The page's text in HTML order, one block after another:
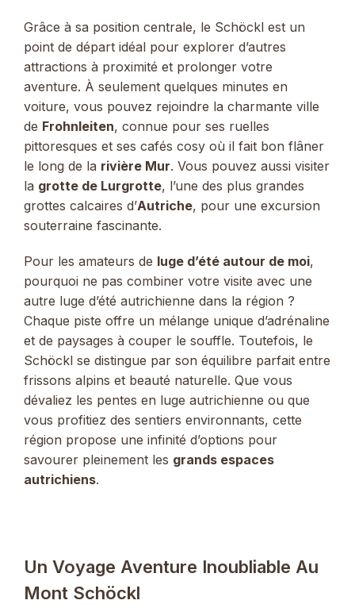
Grâce à sa position centrale, le Schöckl est un
point de départ idéal pour explorer d’autres
attractions à proximité et prolonger votre
aventure. À seulement quelques minutes en
voiture, vous pouvez rejoindre la charmante ville
de Frohnleiten, connue pour ses ruelles
pittoresques et ses cafés cosy où il fait bon flâner
le long de la rivière Mur. Vous pouvez aussi visiter
la grotte de Lurgrotte, l’une des plus grandes
grottes calcaires d’Autriche, pour une excursion
souterraine fascinante.
Pour les amateurs de luge d’été autour de moi,
pourquoi ne pas combiner votre visite avec une
autre luge d’été autrichienne dans la région ?
Chaque piste offre un mélange unique d’adrénaline
et de paysages à couper le souffle. Toutefois, le
Schöckl se distingue par son équilibre parfait entre
frissons alpins et beauté naturelle. Que vous
dévaliez les pentes en luge autrichienne ou que
vous profitiez des sentiers environnants, cette
région propose une infinité d’options pour
savourer pleinement les grands espaces
autrichiens.
Un Voyage Aventure Inoubliable Au
Mont Schöckl